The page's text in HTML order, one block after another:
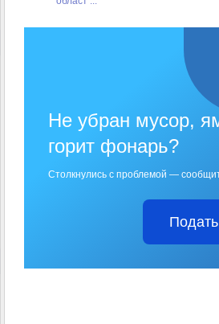
Не убран мусор,
горит фонарь?
Столкнулись с проблемой —